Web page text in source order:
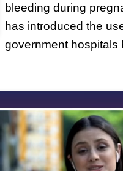
bleeding during
has introduced the
government hospitals